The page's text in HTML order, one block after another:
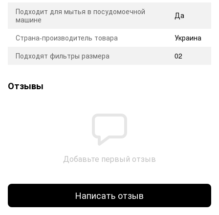
Подходит для мытья в посудомоечной
машине
Да
Страна-производитель товара
Украина
Подходят фильтры размера
02
Отзывы
Добавьте первый отзыв
Написать отзыв